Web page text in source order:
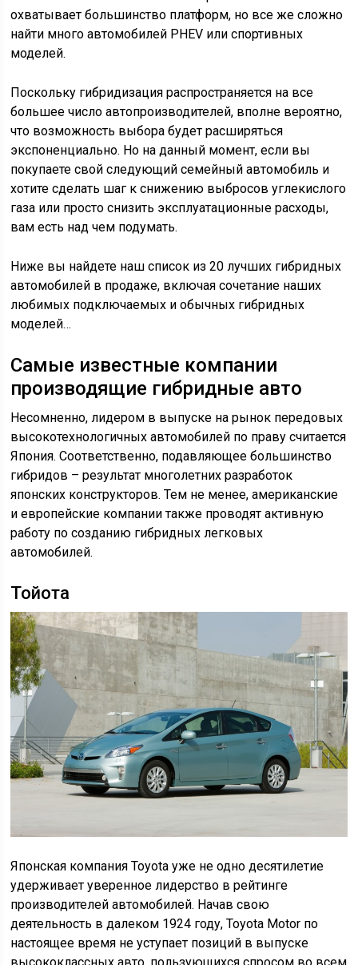
охватывает большинство платформ, но все же сложно
найти много автомобилей PHEV или спортивных
моделей.
Поскольку гибридизация распространяется на все
большее число автопроизводителей, вполне вероятно,
что возможность выбора будет расширяться
экспоненциально. Но на данный момент, если вы
покупаете свой следующий семейный автомобиль и
хотите сделать шаг к снижению выбросов углекислого
газа или просто снизить эксплуатационные расходы,
вам есть над чем подумать.
Ниже вы найдете наш список из 20 лучших гибридных
автомобилей в продаже, включая сочетание наших
любимых подключаемых и обычных гибридных
моделей…
Самые известные компании
производящие гибридные авто
Несомненно, лидером в выпуске на рынок передовых
высокотехнологичных автомобилей по праву считается
Япония. Соответственно, подавляющее большинство
гибридов – результат многолетних разработок
японских конструкторов. Тем не менее, американские
и европейские компании также проводят активную
работу по созданию гибридных легковых
автомобилей.
Тойота
Японская компания Toyota уже не одно десятилетие
удерживает уверенное лидерство в рейтинге
производителей автомобилей. Начав свою
деятельность в далеком 1924 году, Toyota Motor по
настоящее время не уступает позиций в выпуске